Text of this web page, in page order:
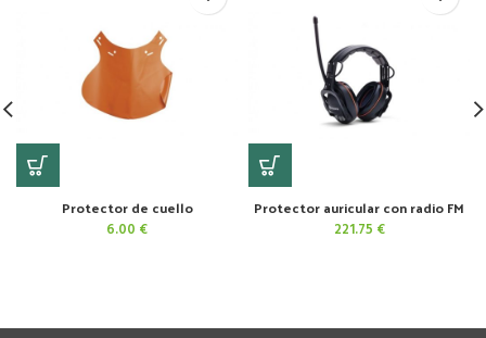
Protector de cuello
6.00 €
Protector auricular con radio FM
221.75 €